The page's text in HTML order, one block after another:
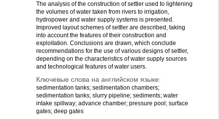
The analysis of the construction of settler used to lightening
the volumes of water taken from rivers to irrigation,
hydropower and water supply systems is presented.
Improved layout schemes of settler are described, taking
into account the features of their construction and
exploitation. Conclusions are drawn, which conclude
recommendations for the use of various designs of settler,
depending on the characteristics of water supply sources
and technological features of water users.
Ключевые слова на английском языке:
sedimentation tanks; sedimentation chambers;
sedimentation tanks; slurry pipeline; sediments; water
intake spillway; advance chamber; pressure pool; surface
gates; deep gates